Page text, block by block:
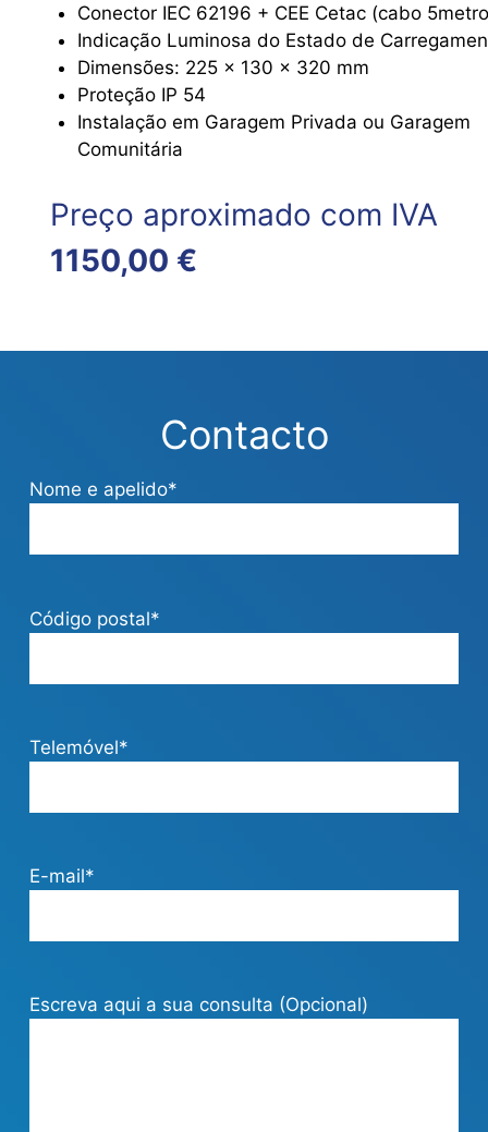
Conector IEC 62196 + CEE Cetac (cabo
Indicação Luminosa do Estado de
Dimensões: 225 x 130 x 320 mm
Proteção IP 54
Instalação em Garagem Privada ou Garagem
Comunitária
Preço aproximado com IVA
1150,00 €
Contacto
Nome e apelido*
Código postal*
Telemóvel*
E-mail*
Escreva aqui a sua consulta (Opcional)